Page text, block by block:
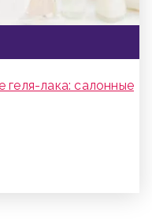
геля-лака: салонные